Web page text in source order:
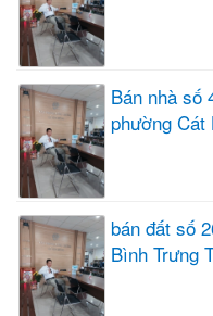
Bán nhà số
phường Cát
bán đất số
Bình Trưng